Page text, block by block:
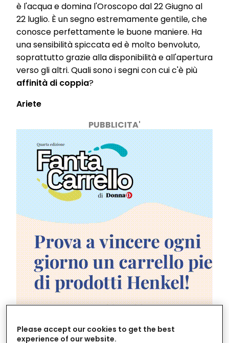
è l'acqua e domina l'Oroscopo dal 22 Giugno al
22 luglio. È un segno estremamente gentile, che
conosce perfettamente le buone maniere. Ha
una sensibilità spiccata ed è molto benvoluto,
soprattutto grazie alla disponibilità e all'apertura
verso gli altri. Quali sono i segni con cui c'è più
affinità di coppia?
Ariete
PUBBLICITA'
Potrebbe apparire una coppia vincente, eppure
Please accept our cookies to get the best
experience of our website.